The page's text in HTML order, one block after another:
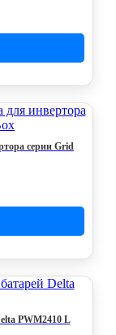
серии Grid
PWM2410 L